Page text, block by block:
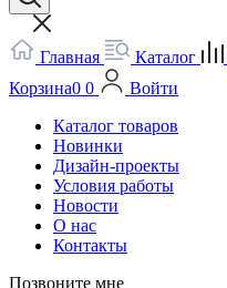
Главная Каталог
Корзина0 0
Войти
Каталог товаров
Новинки
Дизайн-проекты
Условия работы
Новости
О нас
Контакты
Позвоните мне